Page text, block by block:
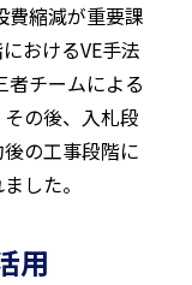
費縮減が重要課
おけるVE手法
者チームによる
の後、入札段
の工事段階に
した。
用